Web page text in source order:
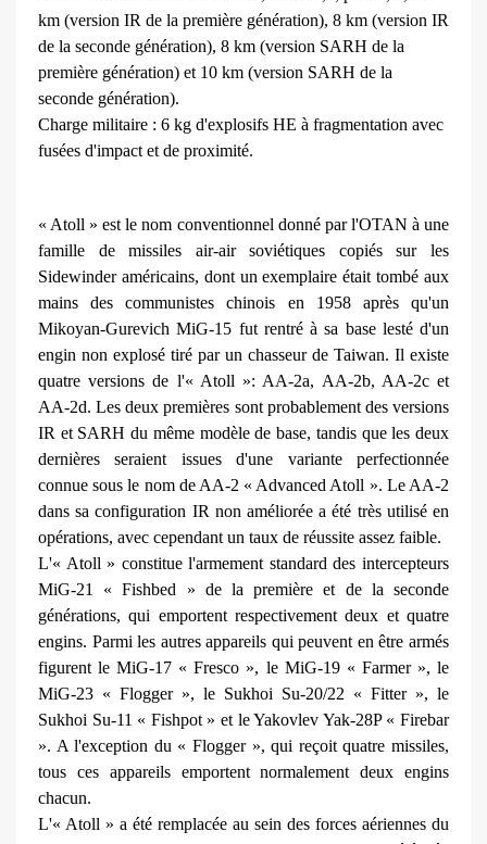
km (version IR de la première génération), 8 km (version IR
de la seconde génération), 8 km (version SARH de la
première génération) et 10 km (version SARH de la
seconde génération).
Charge militaire : 6 kg d'explosifs HE à fragmentation avec
fusées d'impact et de proximité.
« Atoll » est le nom conventionnel donné par l'OTAN à une
famille de missiles air-air soviétiques copiés sur les
Sidewinder américains, dont un exemplaire était tombé aux
mains des communistes chinois en 1958 après qu'un
Mikoyan-Gure­vich MiG-15 fut rentré à sa base lesté d'un
engin non explosé tiré par un chasseur de Taiwan. Il existe
quatre versions de l'« Atoll »: AA-2a, AA-2b, AA-2c et
AA-2d. Les deux premiè­res sont probablement des versions
IR et SARH du même modèle de base, tandis que les deux
dernières seraient issues d'une variante per­fectionnée
connue sous le nom de AA-2 « Advanced Atoll ». Le AA-2
dans sa configuration IR non amé­liorée a été très utilisé en
opéra­tions, avec cependant un taux de réussite assez faible.
L'« Atoll » constitue l'armement standard des intercepteurs
MiG-21 « Fishbed » de la première et de la seconde
générations, qui emportent respecti­vement deux et quatre
engins. Parmi les autres appareils qui peu­vent en être armés
figurent le MiG-17 « Fresco », le MiG-19 « Farmer », le
MiG-23 « Flogger », le Sukhoi Su-20/22 « Fitter », le
Sukhoi Su-11 « Fishpot » et le Yakovlev Yak-28P « Firebar
». A l'exception du « Flogger », qui reçoit quatre missiles,
tous ces appareils emportent normalement deux engins
chacun.
L'« Atoll » a été remplacée au sein des forces aériennes du